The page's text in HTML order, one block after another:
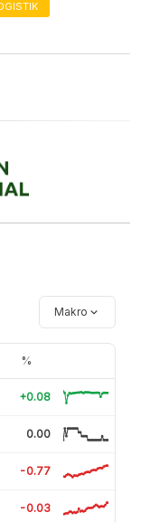
Makro
%
+0.08
0.00
-0.77
-0.03